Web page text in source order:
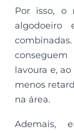
Por isso, o
algodoeiro
lavoura e,
menos
na área.
Ademais,